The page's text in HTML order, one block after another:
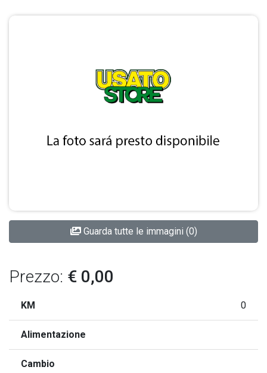
Guarda tutte le immagini (0)
Prezzo: € 0,00
KM 0
Alimentazione
Cambio